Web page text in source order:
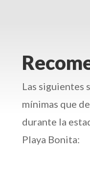
Las siguientes
mínimas que
durante la
Playa Bonita: